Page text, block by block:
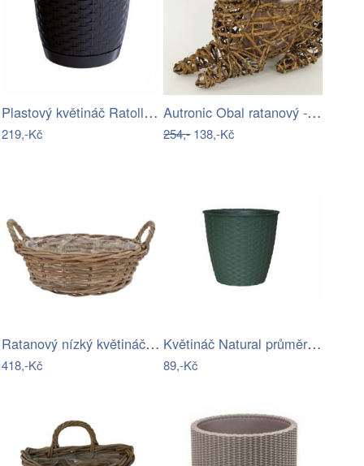
Plastový květináč Ratolla Round…
219,-Kč
Autronic Obal ratanový - tvar psa AB1014
254,-138,-Kč
Ratanový nízký květináč /koš s uchy Ivy…
418,-Kč
Květináč Natural průměr 19 cm
89,-Kč